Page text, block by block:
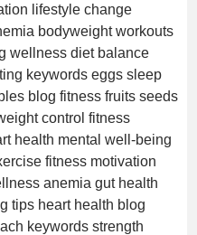
lifestyle change
bodyweight workouts
wellness diet balance
keywords eggs sleep
blog fitness fruits seeds
control fitness
health mental well‑being
fitness motivation
anemia gut health
tips heart health blog
keywords strength